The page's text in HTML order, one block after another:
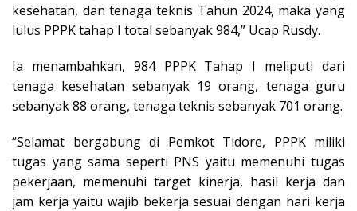
kesehatan, dan tenaga teknis Tahun 2024, maka yang
lulus PPPK tahap I total sebanyak 984,” Ucap Rusdy.
Ia menambahkan, 984 PPPK Tahap I meliputi dari
tenaga kesehatan sebanyak 19 orang, tenaga guru
sebanyak 88 orang, tenaga teknis sebanyak 701 orang.
“Selamat bergabung di Pemkot Tidore, PPPK miliki
tugas yang sama seperti PNS yaitu memenuhi tugas
pekerjaan, memenuhi target kinerja, hasil kerja dan
jam kerja yaitu wajib bekerja sesuai dengan hari kerja